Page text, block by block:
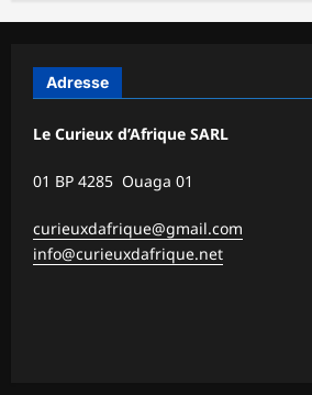
Adresse
Le Curieux d’Afrique SARL
01 BP 4285 Ouaga 01
curieuxdafrique@gmail.com
info@curieuxdafrique.net